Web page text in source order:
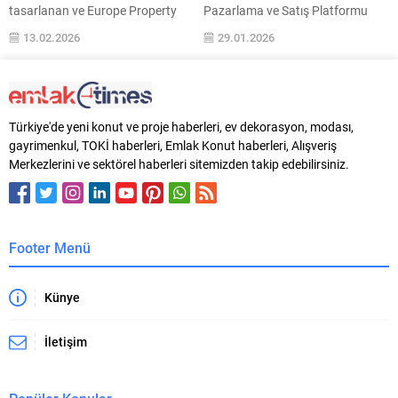
tasarlanan ve Europe Property
Residence Architecture”
Urban Residence, kentsel
dönüşümü sadece yapı yenileme
mekansal değişim hedefleyen
bütüncül bir yaşam modeli olarak
sunuyor. Şehir merkezinde
yaşayanların yeşil ve oksijen
ihtiyacına doğrudan yanıt veren...
13.02.2026
Pazarlama ve Satış Platformu
ve son 10 yılın ilçe bazlı ilk el konut
Remzi Atay referansıyla
derleyerek sektöre sunduklarını
açıkladı. İstanbul’da proje
geliştirecek inşaat firmaları, satış
ve pazarlama ekipleri...
29.01.2026
Türkiye'de yeni konut ve proje haberleri, ev dekorasyon, modası,
gayrimenkul, TOKİ haberleri, Emlak Konut haberleri, Alışveriş
Merkezlerini ve sektörel haberleri sitemizden takip edebilirsiniz.
Footer Menü
Künye
İletişim